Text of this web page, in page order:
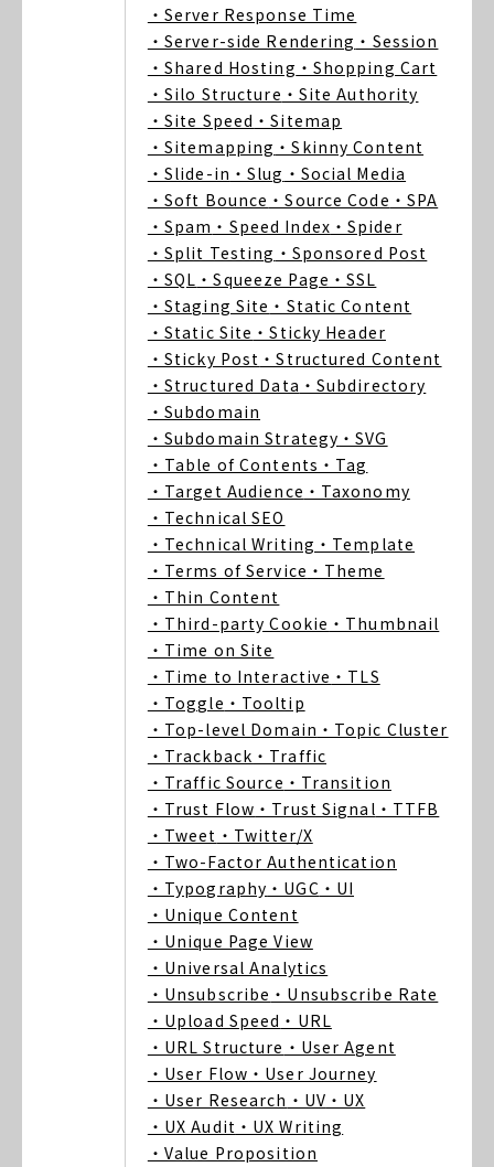
・Server Response Time
・Server-side Rendering ・Session
・Shared Hosting ・Shopping Cart
・Silo Structure ・Site Authority
・Site Speed ・Sitemap
・Sitemapping ・Skinny Content
・Slide-in ・Slug ・Social Media
・Soft Bounce ・Source Code ・SPA
・Spam ・Speed Index ・Spider
・Split Testing ・Sponsored Post
・SQL ・Squeeze Page ・SSL
・Staging Site ・Static Content
・Static Site ・Sticky Header
・Sticky Post ・Structured Content
・Structured Data ・Subdirectory
・Subdomain
・Subdomain Strategy ・SVG
・Table of Contents ・Tag
・Target Audience ・Taxonomy
・Technical SEO
・Technical Writing ・Template
・Terms of Service ・Theme
・Thin Content
・Third-party Cookie ・Thumbnail
・Time on Site
・Time to Interactive ・TLS
・Toggle ・Tooltip
・Top-level Domain ・Topic Cluster
・Trackback ・Traffic
・Traffic Source ・Transition
・Trust Flow ・Trust Signal ・TTFB
・Tweet ・Twitter/X
・Two-Factor Authentication
・Typography ・UGC ・UI
・Unique Content
・Unique Page View
・Universal Analytics
・Unsubscribe ・Unsubscribe Rate
・Upload Speed ・URL
・URL Structure ・User Agent
・User Flow ・User Journey
・User Research ・UV ・UX
・UX Audit ・UX Writing
・Value Proposition